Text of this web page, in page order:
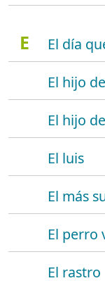
E
El día
El hijo
El hijo
El luis
El más
El perro
El rastro